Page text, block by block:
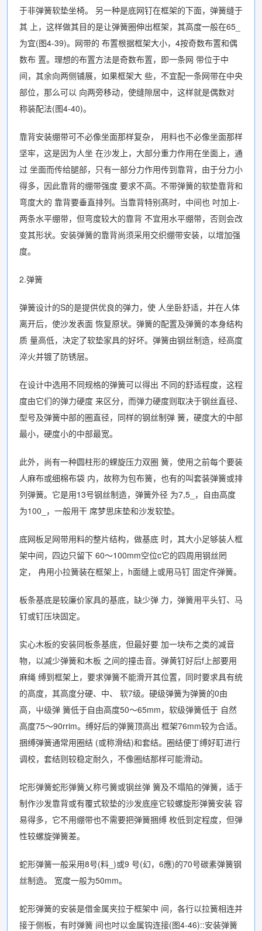
于非弹簧软垫坐椅。 另一种是底网钉在框架的下面，弹簧缝于
其 上，这样做其目的是让弹簧圈伸出框架，其高度一般在65_
为宜(图4-39)。网带的 布置根据框架大小，4按奇数布置和偶
数布 置。理想的布置方法是奇数布置，即一条网 带位于中
间，其余向两侧铺展，如果框架大 些，不宜配一条网带在中央
部位，那么可以 向两旁移动，使缝隙居中，这样就是偶数对
称装配法(图4-40)。
靠背安装绷带可不必像坐面那样复杂， 用料也不必像坐面那样
坚牢，这是因为人坐 在沙发上，大部分重力作用在坐面上，通
过 坐面而传给腿部，只有一部分力作用传到靠背，由于分力小
得多，因此靠背的绷带强度 要求不高。不带弹簧的软垫靠背和
弯度大的 靠背要垂直排列。当靠背特别髙时，中间也 吋加上-
两条水平绷带，但弯度较大的靠背 不宜用水平绷带，否则会改
变其形状。安装弹簧的靠背尚须采用交织绷带安装，以增加强
度。
2.弹簧
弹簧设计的S的是提供优良的弹力，使 人坐卧舒适，并在人体
离开后，使沙发表面 恢复原状。弹簧的配置及弹簧的本身结构
质 量高低，决定了软垫家具的好坏。弹簧由钢丝制造，经高度
淬火并镀了防锈层。
在设计中选用不同规格的弹簧可以得出 不同的舒适程度，这程
度由它们的弹力硬度 来区分，而弹力硬度则取决于钢丝直径、
型号及弹簧中部的圈直径，同样的钢丝制弹 簧，硬度大的中部
最小，硬度小的中部最宽。
此外，尚有一种圆柱形的蜾旋压力双圈 簧，使用之前每个要装
人麻布或细棉布袋 内，故称为包布簧，也有的叫套装弹簧或排
列弹簧。它是用13号钢丝制造，弹簧外径 为7,5_，自由高度
为100_，一般用干 席梦思床垫和沙发软垫。
底网板足网带用料的整片结构，做基底 时，其大小足够装人框
架中间，四边只留下 60〜100mm空位c它的四周用钢丝罔
定， 冉用小拉簧装在框架上，h面缝上或用马钉 固定仵弹簧。
板条基底是较廉价家具的基底，缺少弹 力，弹簧用平头钉、马
钉或钉压块固定。
实心木板的安装同板条基底，但最好要 加一块布之类的减音
物，以减少弹簧和木板 之间的撞击音。弹黄钉好后f上部要用
麻绳 缚到框架上，要求弹簧不能滑开其位置，同时要求具有统
的高度，其高度分硬、中、 软7级。硬级弹簧为弹簧的0由
高，屮级弹 簧低于自由高度50〜65mm，软级弹簧低于 自然
高度75〜90rrim。缚好后的弹簧顶高出 框架76mm较为合适。
捆缚弹簧通常用圈结 (或称滑结)和套结。圈结便丁缚好耵进行
调校，套结则较稳定耐久，不像圈结那样可能滑动。
坨形弹簧蛇形弹簧乂称弓簧或钢丝弹 簧及不塌陷的弹簧，适于
制作沙发靠背或有覆式软垫的沙发底座它较螺旋形弹簧安装 容
易得多，它不用绷带也不需要把弹簧捆缚 枚低到定程度，但弹
性较螺旋弹簧差。
蛇形弹簧一般采用8号(料_)或9 号(幻，6應)的70号碳素弹簧钢
丝制造。 宽度一般为50mm。
蛇形弹簧的安装是借金属夹拉于框架中 间，各行以拉簧相连并
接于侧板，有时弹簧 间也吋以金属钩连接(图4-46)::安装弹簧